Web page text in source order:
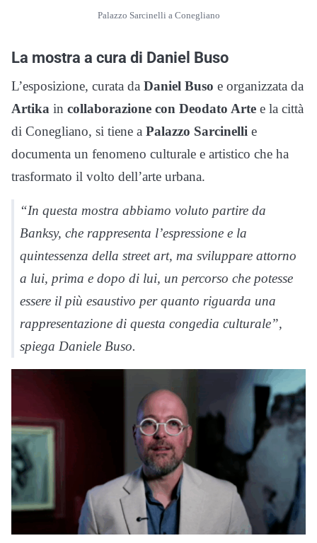
Palazzo Sarcinelli a Conegliano
La mostra a cura di Daniel Buso
L’esposizione, curata da Daniel Buso e organizzata da
Artika in collaborazione con Deodato Arte e la città
di Conegliano, si tiene a Palazzo Sarcinelli e
documenta un fenomeno culturale e artistico che ha
trasformato il volto dell’arte urbana.
“In questa mostra abbiamo voluto partire da
Banksy, che rappresenta l’espressione e la
quintessenza della street art, ma sviluppare attorno
a lui, prima e dopo di lui, un percorso che potesse
essere il più esaustivo per quanto riguarda una
rappresentazione di questa congedia culturale”,
spiega Daniele Buso.